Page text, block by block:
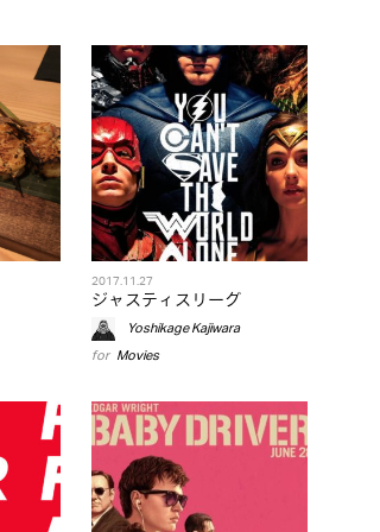
2017.11.27
ジャスティスリーグ
Yoshikage Kajiwara
for Movies